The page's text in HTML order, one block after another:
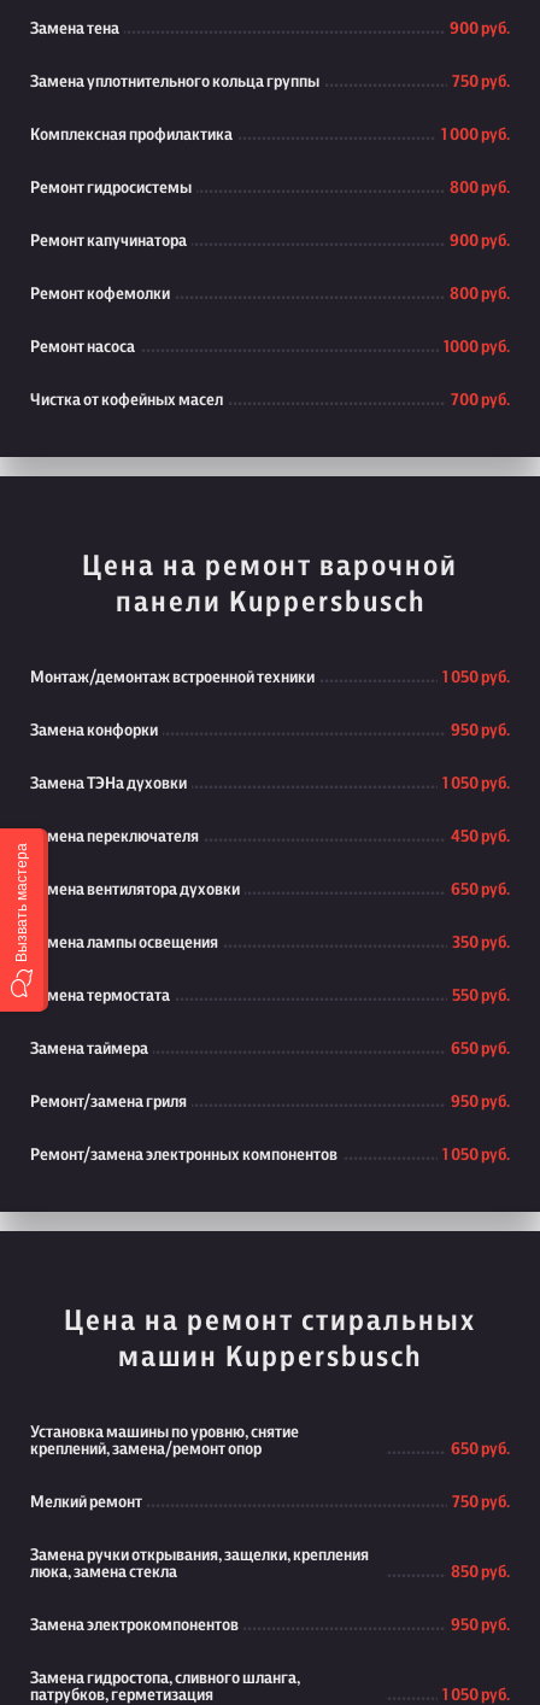
Замена тена 900 руб.
Замена уплотнительного кольца группы 750 руб.
Комплексная профилактика 1 000 руб.
Ремонт гидросистемы 800 руб.
Ремонт капучинатора 900 руб.
Ремонт кофемолки 800 руб.
Ремонт насоса 1000 руб.
Чистка от кофейных масел 700 руб.
Цена на ремонт варочной
панели Kuppersbusch
Монтаж/демонтаж встроенной техники 1 050 руб.
Замена конфорки 950 руб.
Замена ТЭНа духовки 1 050 руб.
Замена переключателя 450 руб.
Замена вентилятора духовки 650 руб.
Замена лампы освещения 350 руб.
Замена термостата 550 руб.
Замена таймера 650 руб.
Ремонт/замена гриля 950 руб.
Ремонт/замена электронных компонентов 1 050 руб.
Цена на ремонт стиральных
машин Kuppersbusch
Установка машины по уровню, снятие
креплений, замена/ремонт опор
650 руб.
Мелкий ремонт 750 руб.
Замена ручки открывания, защелки, крепления
люка, замена стекла
850 руб.
Замена электрокомпонентов 950 руб.
Замена гидростопа, сливного шланга,
патрубков, герметизация
1 050 руб.
Вызвать мастера